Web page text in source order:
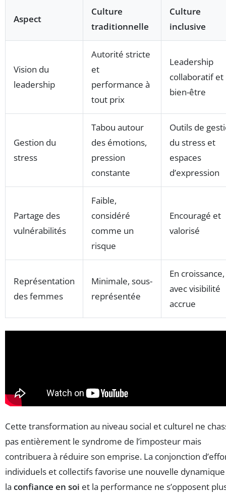
Aspect
Culture
traditionnelle
Culture
inclusive
Vision du
leadership
Autorité stricte
et
performance à
tout prix
Leadership
collaboratif et
bien-être
Gestion du
stress
Tabou autour
des émotions,
pression
constante
Outils de
du stress et
espaces
d’expression
Partage des
vulnérabilités
Faible,
considéré
comme un
risque
Encouragé et
valorisé
Représentation
des femmes
Minimale, sous-
représentée
En croissance,
avec visibilité
accrue
Cette transformation au niveau social et culturel ne
pas entièrement le syndrome de l’imposteur mais
contribuera à réduire son emprise. La conjonction
individuels et collectifs favorise une nouvelle
la confiance en soi et la performance ne s’opposent